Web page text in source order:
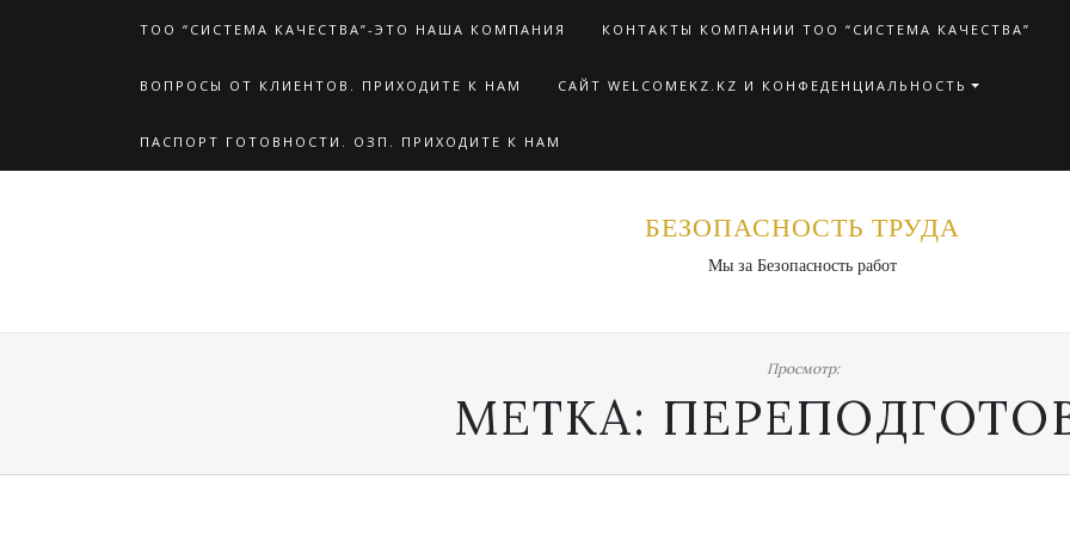
ТОО “СИСТЕМА КАЧЕСТВА”-ЭТО НАША КОМПАНИЯ КОНТАКТЫ КОМПАНИИ ТОО “СИСТЕМА КАЧЕСТВА”
ВОПРОСЫ ОТ КЛИЕНТОВ. ПРИХОДИТЕ К НАМ САЙТ WELCOMEKZ.KZ И КОНФЕДЕНЦИАЛЬНОСТЬ
ПАСПОРТ ГОТОВНОСТИ. ОЗП. ПРИХОДИТЕ К НАМ
БЕЗОПАСНОСТЬ ТРУДА
Мы за Безопасность работ
Просмотр:
МЕТКА: